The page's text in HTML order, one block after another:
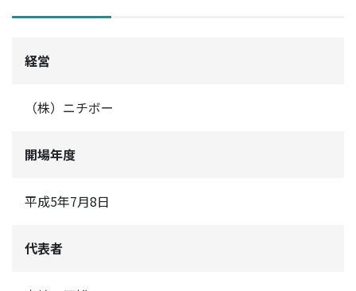
経営
（株）ニチボー
開場年度
平成5年7月8日
代表者